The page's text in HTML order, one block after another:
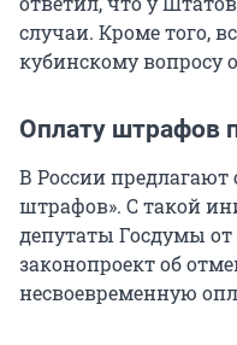
случаи. Кроме того,
кубинскому вопросу
Оплату штрафов
В России
штрафов». С такой
депутаты Госдумы
законопроект об
несвоевременную